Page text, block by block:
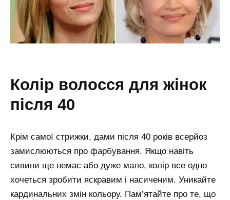
колір волосся для жінок
після 40
Крім самої стрижки, дами після 40 років всерйоз
замислюються про фарбування. Якщо навіть
сивини ще немає або дуже мало, колір все одно
хочеться зробити яскравим і насиченим. Уникайте
кардинальних змін кольору. Пам’ятайте про те, що